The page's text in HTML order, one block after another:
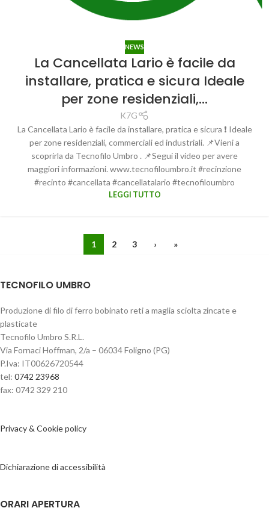
NEWS
La Cancellata Lario è facile da
installare, pratica e sicura Ideale
per zone residenziali,…
K7G
La Cancellata Lario è facile da installare, pratica e sicura ❗ Ideale
per zone residenziali, commerciali ed industriali. 📌Vieni a
scoprirla da Tecnofilo Umbro . 📌Segui il video per avere
maggiori informazioni. www.tecnofiloumbro.it #recinzione
#recinto #cancellata #cancellatalario #tecnofiloumbro
LEGGI TUTTO
1 2 3 › »
TECNOFILO UMBRO
Produzione di filo di ferro bobinato reti a maglia sciolta zincate e
plasticate
Tecnofilo Umbro S.R.L.
Via Fornaci Hoffman, 2/a – 06034 Foligno (PG)
P.Iva: IT00626720544
tel: 0742 23968
fax: 0742 329 210
Privacy & Cookie policy
Dichiarazione di accessibilità
ORARI APERTURA